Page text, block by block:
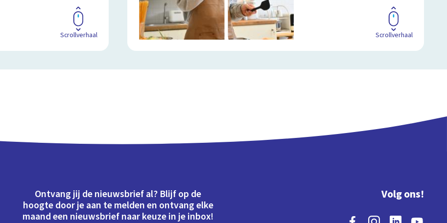
Scrollverhaal Scrollverhaal
Ontvang jij de nieuwsbrief al? Blijf op de
hoogte door je aan te melden en ontvang elke
maand een nieuwsbrief naar keuze in je inbox!
Volg ons!